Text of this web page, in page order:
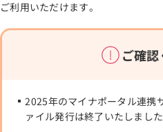
ご利用いただけます。
ご確
2025年のマイナポータル連携
ァイル発行は終了いたしました